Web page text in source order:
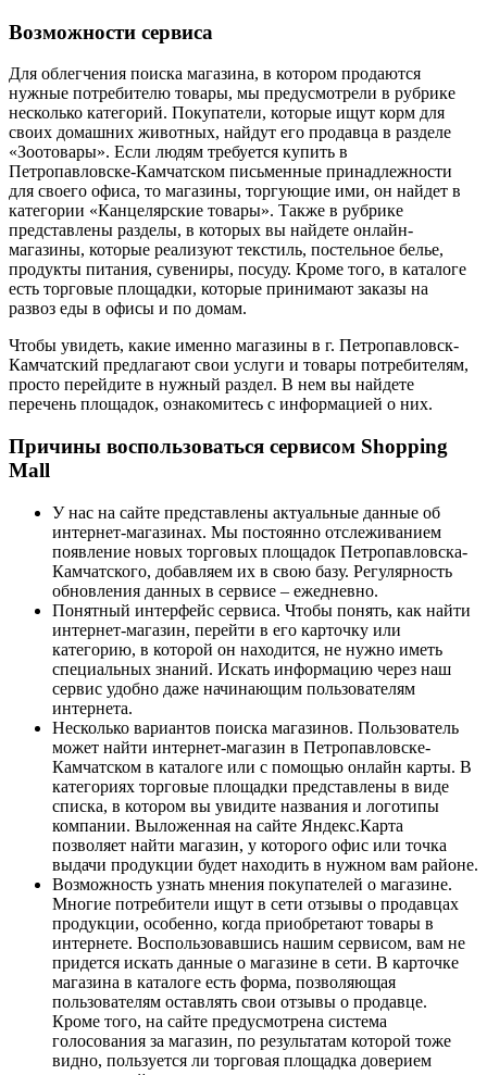
Возможности сервиса
Для облегчения поиска магазина, в котором продаются
нужные потребителю товары, мы предусмотрели в рубрике
несколько категорий. Покупатели, которые ищут корм для
своих домашних животных, найдут его продавца в разделе
«Зоотовары». Если людям требуется купить в
Петропавловске-Камчатском письменные принадлежности
для своего офиса, то магазины, торгующие ими, он найдет в
категории «Канцелярские товары». Также в рубрике
представлены разделы, в которых вы найдете онлайн-
магазины, которые реализуют текстиль, постельное белье,
продукты питания, сувениры, посуду. Кроме того, в каталоге
есть торговые площадки, которые принимают заказы на
развоз еды в офисы и по домам.
Чтобы увидеть, какие именно магазины в г. Петропавловск-
Камчатский предлагают свои услуги и товары потребителям,
просто перейдите в нужный раздел. В нем вы найдете
перечень площадок, ознакомитесь с информацией о них.
Причины воспользоваться сервисом Shopping
Mall
У нас на сайте представлены актуальные данные об
интернет-магазинах. Мы постоянно отслеживанием
появление новых торговых площадок Петропавловска-
Камчатского, добавляем их в свою базу. Регулярность
обновления данных в сервисе – ежедневно.
Понятный интерфейс сервиса. Чтобы понять, как найти
интернет-магазин, перейти в его карточку или
категорию, в которой он находится, не нужно иметь
специальных знаний. Искать информацию через наш
сервис удобно даже начинающим пользователям
интернета.
Несколько вариантов поиска магазинов. Пользователь
может найти интернет-магазин в Петропавловске-
Камчатском в каталоге или с помощью онлайн карты. В
категориях торговые площадки представлены в виде
списка, в котором вы увидите названия и логотипы
компании. Выложенная на сайте Яндекс.Карта
позволяет найти магазин, у которого офис или точка
выдачи продукции будет находить в нужном вам районе.
Возможность узнать мнения покупателей о магазине.
Многие потребители ищут в сети отзывы о продавцах
продукции, особенно, когда приобретают товары в
интернете. Воспользовавшись нашим сервисом, вам не
придется искать данные о магазине в сети. В карточке
магазина в каталоге есть форма, позволяющая
пользователям оставлять свои отзывы о продавце.
Кроме того, на сайте предусмотрена система
голосования за магазин, по результатам которой тоже
видно, пользуется ли торговая площадка доверием